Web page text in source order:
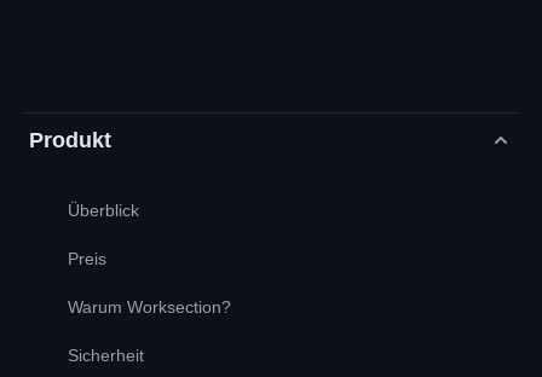
Produkt
Überblick
Preis
Warum Worksection?
Sicherheit